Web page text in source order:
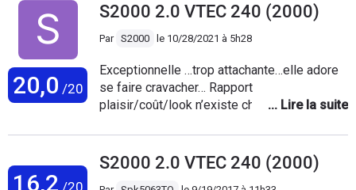
les petites routes du pays d'auge
oblige, et une finition faite pour durée dans
le temps. J'ai mis 10 au budget achat car je
pense que c'est un bon placement qui prend
de la valeur au fil des années... Mes 2 autres
voitures du quotidien, le Honda HRV sport
acheté en septembre dernier et la Honda
desesperent de ne me voir que pour les
révisions (trés accessible et compétent).
20,0 /20
S2000 2.0 VTEC 240 (2000)
Par S2000 le 10/28/2021 à 5h28
Exceptionnelle …trop attachante…elle adore
se faire cravacher… Rapport
plaisir/coût/look n’existe chez aucuns
de course…donc exclusive..dès que vous
etes devant le compte tour type F1 vous
êtes envouté… On vous arrête à tout les
16,2 /20
S2000 2.0 VTEC 240 (2000)